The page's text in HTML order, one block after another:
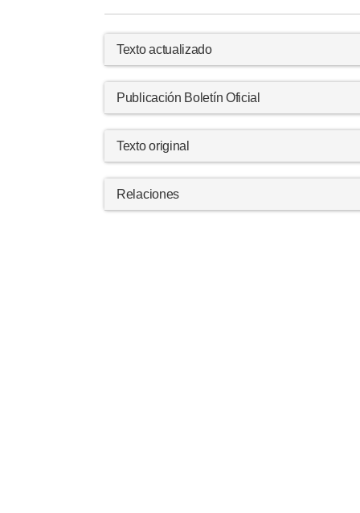
Texto actualizado
Publicación Boletín Oficial
Texto original
Relaciones